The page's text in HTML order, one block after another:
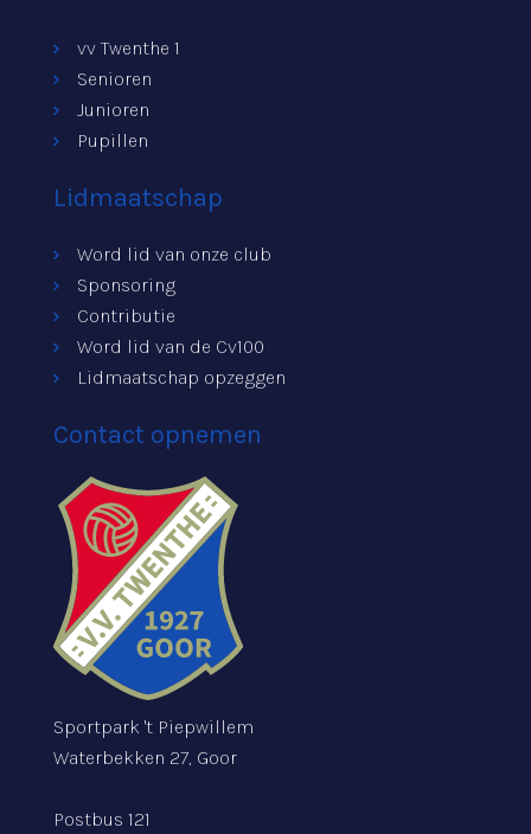
vv Twenthe 1
Senioren
Junioren
Pupillen
Lidmaatschap
Word lid van onze club
Sponsoring
Contributie
Word lid van de Cv100
Lidmaatschap opzeggen
Contact opnemen
Sportpark 't Piepwillem
Waterbekken 27, Goor
Postbus 121